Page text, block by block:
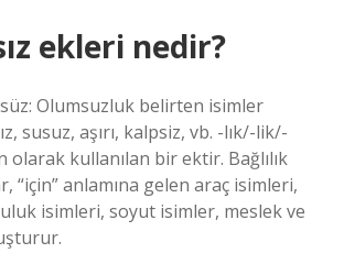
sız ekleri nedir?
Olumsuzluk belirten isimler
susuz, aşırı, kalpsiz, vb. -lık/-lik/-
olarak kullanılan bir ektir. Bağlılık
“için” anlamına gelen araç isimleri,
isimleri, soyut isimler, meslek ve